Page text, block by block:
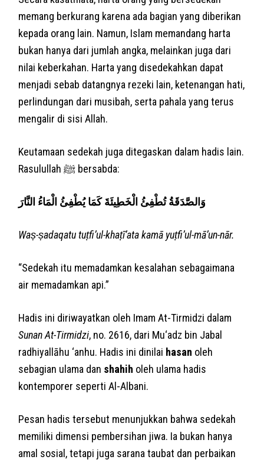
memang berkurang karena ada bagian yang diberikan
kepada orang lain. Namun, Islam memandang harta
bukan hanya dari jumlah angka, melainkan juga dari
nilai keberkahan. Harta yang disedekahkan dapat
menjadi sebab datangnya rezeki lain, ketenangan hati,
perlindungan dari musibah, serta pahala yang terus
mengalir di sisi Allah.
Keutamaan sedekah juga ditegaskan dalam hadis lain.
Rasulullah ﷺ bersabda:
وَالصَّدَقَةُ تُطْفِئُ الْخَطِيئَةَ كَمَا يُطْفِئُ الْمَاءُ النَّارَ
Waṣ-ṣadaqatu tuṭfi’ul-khaṭī’ata kamā yuṭfi’ul-mā’un-nār.
“Sedekah itu memadamkan kesalahan sebagaimana
air memadamkan api.”
Hadis ini diriwayatkan oleh Imam At-Tirmidzi dalam
Sunan At-Tirmidzi, no. 2616, dari Mu‘adz bin Jabal
radhiyallāhu ‘anhu. Hadis ini dinilai hasan oleh
sebagian ulama dan shahih oleh ulama hadis
kontemporer seperti Al-Albani.
Pesan hadis tersebut menunjukkan bahwa sedekah
memiliki dimensi pembersihan jiwa. Ia bukan hanya
amal sosial, tetapi juga sarana taubat dan perbaikan